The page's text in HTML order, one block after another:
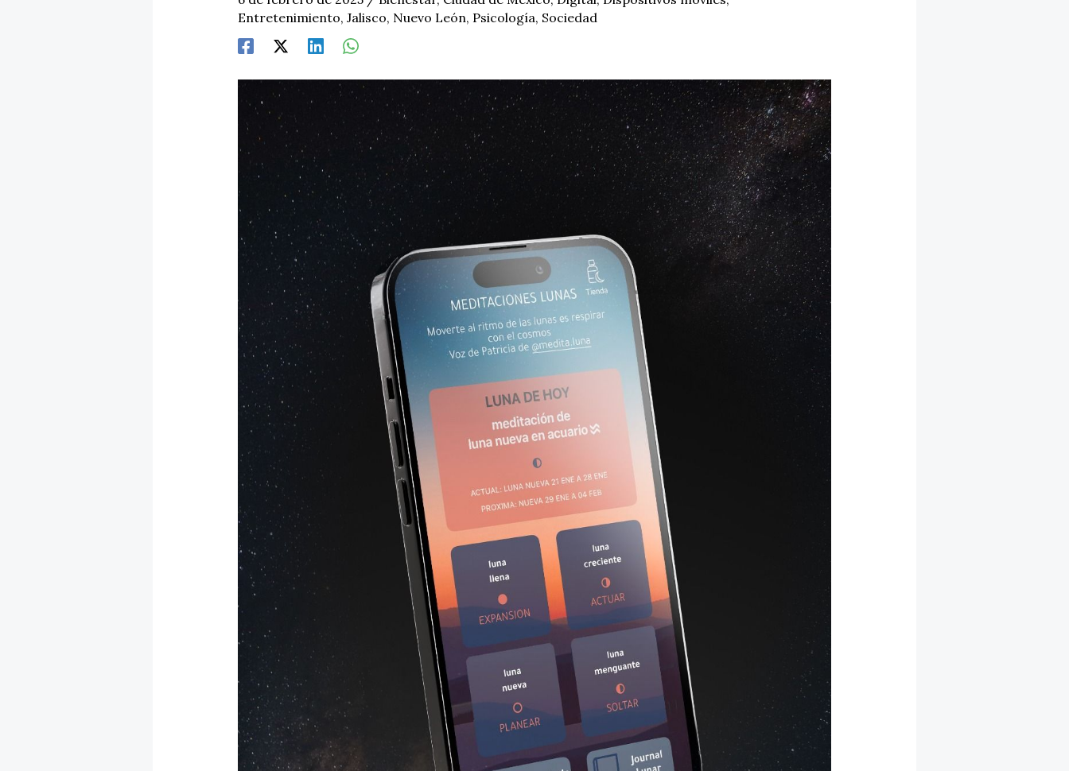
Entretenimiento, Jalisco, Nuevo León, Psicología, Sociedad